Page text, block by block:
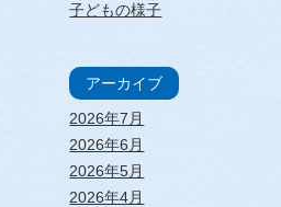
子どもの様子
アーカイブ
2026年7月
2026年6月
2026年5月
2026年4月